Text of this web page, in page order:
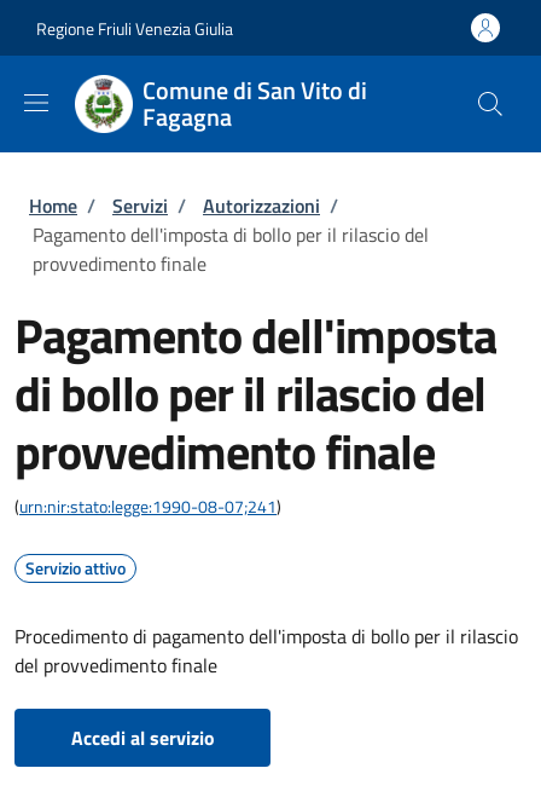
Regione Friuli Venezia Giulia
Comune di San Vito di
Fagagna
Briciole di pane
Home / Servizi / Autorizzazioni /
Pagamento dell'imposta di bollo per il rilascio del
provvedimento finale
Pagamento dell'imposta
di bollo per il rilascio del
provvedimento finale
(urn:nir:stato:legge:1990-08-07;241)
Servizio attivo
Procedimento di pagamento dell'imposta di bollo per il rilascio
del provvedimento finale
Accedi al servizio